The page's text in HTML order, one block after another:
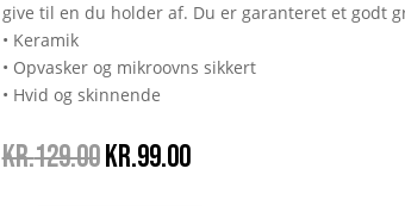
give til en du holder af. Du er garanteret et godt
• Keramik
• Opvasker og mikroovns sikkert
• Hvid og skinnende
kr.129.00Den
kr.99.00Den